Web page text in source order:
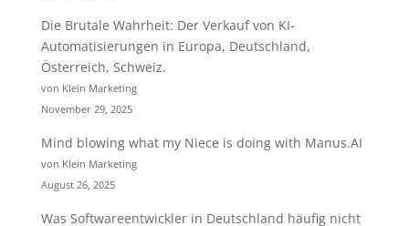
Die Brutale Wahrheit: Der Verkauf von KI-
Automatisierungen in Europa, Deutschland,
Österreich, Schweiz.
von Klein Marketing
November 29, 2025
Mind blowing what my Niece is doing with Manus.AI
von Klein Marketing
August 26, 2025
Was Softwareentwickler in Deutschland häufig nicht